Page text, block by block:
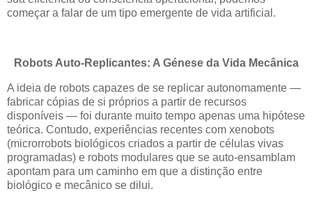
começar a falar de um tipo emergente de vida artificial.
Robots Auto-Replicantes: A Génese da Vida Mecânica
A ideia de robots capazes de se replicar autonomamente —
fabricar cópias de si próprios a partir de recursos
disponíveis — foi durante muito tempo apenas uma hipótese
teórica. Contudo, experiências recentes com xenobots
(microrrobots biológicos criados a partir de células vivas
programadas) e robots modulares que se auto-ensamblam
apontam para um caminho em que a distinção entre
biológico e mecânico se dilui.